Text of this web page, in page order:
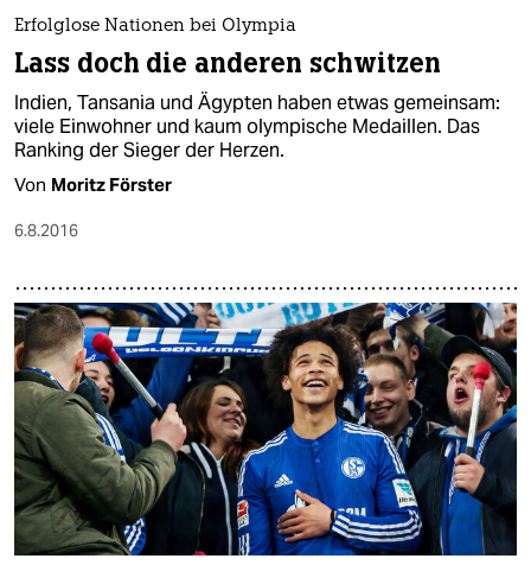
Erfolglose Nationen bei Olympia
Lass doch die anderen schwitzen
Indien, Tansania und Ägypten haben etwas gemeinsam:
viele Einwohner und kaum olympische Medaillen. Das
Ranking der Sieger der Herzen.
Von Moritz Förster
6.8.2016